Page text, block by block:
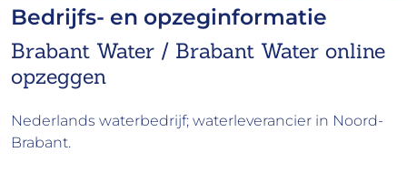
Bedrijfs- en opzeginformatie
Brabant Water / Brabant Water online
opzeggen
Nederlands waterbedrijf; waterleverancier in Noord-
Brabant.